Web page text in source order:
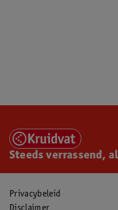
Steeds verrassend,
Privacybeleid